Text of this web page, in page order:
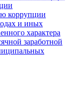
коррупции
и иных
характера
заработной